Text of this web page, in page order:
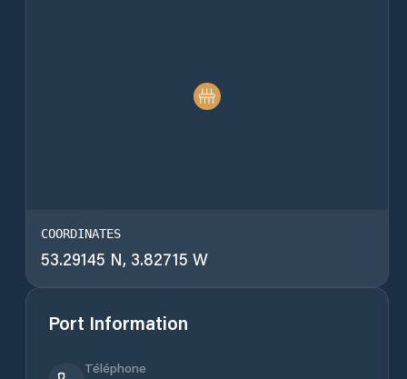
COORDINATES
53.29145 N, 3.82715 W
Port Information
Téléphone